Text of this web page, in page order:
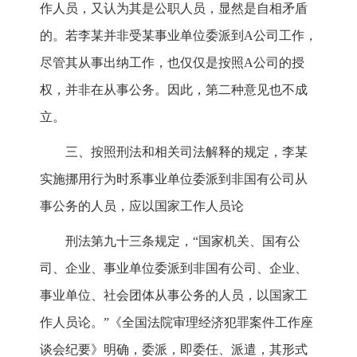
作人员，又认为其是公职人员，显然是自相矛盾
的。若李某并非受某事业单位委派到A公司工作，
尽管其从事出纳工作，也仅仅是按照A公司的授
权，并非在从事公务。因此，第二种意见也不成
立。
三、按照刑法和相关司法解释的规定，李某
实施挪用行为时系事业单位委派到非国有公司从
事公务的人员，应以国家工作人员论
刑法第九十三条规定，“国家机关、国有公
司、企业、事业单位委派到非国有公司、企业、
事业单位、社会团体从事公务的人员，以国家工
作人员论。”《全国法院审理经济犯罪案件工作座
谈会纪要》明确，委派，即委任、派遣，其形式